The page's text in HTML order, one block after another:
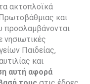
ακτοπλοϊκά
Πρωτοβάθμιας και
προσλαμβάνονται
νησιωτικές
Παιδείας,
και
αυτή αφορά